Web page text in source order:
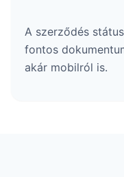
A szerződés
fontos
akár mobilról is.